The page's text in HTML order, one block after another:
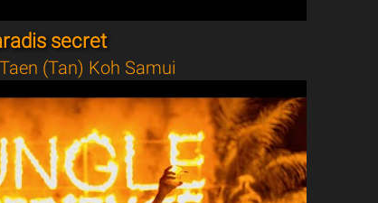
secret
(Tan) Koh Samui